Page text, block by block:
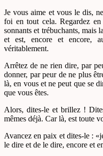
Je vous aime et vous le dis,
foi en tout cela. Regardez
sonnants et trébuchants, mais
et est, encore et encore,
véritablement.
Arrêtez de ne rien dire, par
donner, par peur de ne plus
là, en vous et ne peut que se
que vous êtes.
Alors, dites-le et brillez !
mêmes déjà. Car là, est toute
Avancez en paix et dites-le :
le dire et de le dire, encore et